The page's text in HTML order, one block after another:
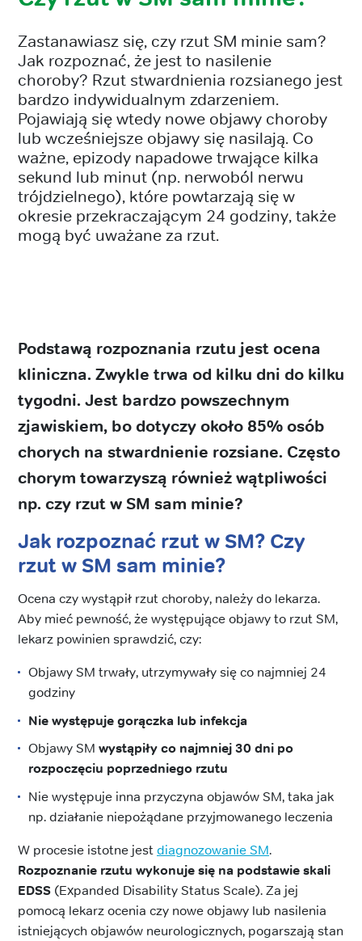
Zastanawiasz się, czy rzut SM minie sam?
Jak rozpoznać, że jest to nasilenie
choroby? Rzut stwardnienia rozsianego jest
bardzo indywidualnym zdarzeniem.
Pojawiają się wtedy nowe objawy choroby
lub wcześniejsze objawy się nasilają. Co
ważne, epizody napadowe trwające kilka
sekund lub minut (np. nerwoból nerwu
trójdzielnego), które powtarzają się w
okresie przekraczającym 24 godziny, także
mogą być uważane za rzut.
Podstawą rozpoznania rzutu jest ocena
kliniczna. Zwykle trwa od kilku dni do kilku
tygodni. Jest bardzo powszechnym
zjawiskiem, bo dotyczy około 85% osób
chorych na stwardnienie rozsiane. Często
chorym towarzyszą również wątpliwości
np. czy rzut w SM sam minie?
Jak rozpoznać rzut w SM? Czy
rzut w SM sam minie?
Ocena czy wystąpił rzut choroby, należy do lekarza.
Aby mieć pewność, że występujące objawy to rzut SM,
lekarz powinien sprawdzić, czy:
Objawy SM trwały, utrzymywały się co najmniej 24
godziny
Nie występuje gorączka lub infekcja
Objawy SM wystąpiły co najmniej 30 dni po
rozpoczęciu poprzedniego rzutu
Nie występuje inna przyczyna objawów SM, taka jak
np. działanie niepożądane przyjmowanego leczenia
W procesie istotne jestdiagnozowanie SM.
Rozpoznanie rzutu wykonuje się na podstawie skali
EDSS (Expanded Disability Status Scale). Za jej
pomocą lekarz ocenia czy nowe objawy lub nasilenia
istniejących objawów neurologicznych, pogarszają stan